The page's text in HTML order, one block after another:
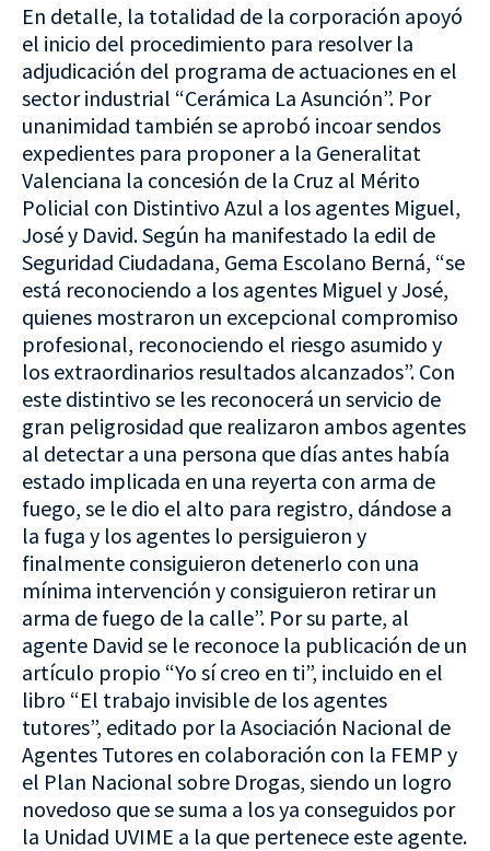
En detalle, la totalidad de la corporación apoyó
el inicio del procedimiento para resolver la
adjudicación del programa de actuaciones en el
sector industrial “Cerámica La Asunción”. Por
unanimidad también se aprobó incoar sendos
expedientes para proponer a la Generalitat
Valenciana la concesión de la Cruz al Mérito
Policial con Distintivo Azul a los agentes Miguel,
José y David. Según ha manifestado la edil de
Seguridad Ciudadana, Gema Escolano Berná, “se
está reconociendo a los agentes Miguel y José,
quienes mostraron un excepcional compromiso
profesional, reconociendo el riesgo asumido y
los extraordinarios resultados alcanzados”. Con
este distintivo se les reconocerá un servicio de
gran peligrosidad que realizaron ambos agentes
al detectar a una persona que días antes había
estado implicada en una reyerta con arma de
fuego, se le dio el alto para registro, dándose a
la fuga y los agentes lo persiguieron y
finalmente consiguieron detenerlo con una
mínima intervención y consiguieron retirar un
arma de fuego de la calle”. Por su parte, al
agente David se le reconoce la publicación de un
artículo propio “Yo sí creo en ti”, incluido en el
libro “El trabajo invisible de los agentes
tutores”, editado por la Asociación Nacional de
Agentes Tutores en colaboración con la FEMP y
el Plan Nacional sobre Drogas, siendo un logro
novedoso que se suma a los ya conseguidos por
la Unidad UVIME a la que pertenece este agente.